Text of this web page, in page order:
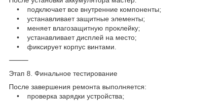
• подключает все внутренние компоненты;
• устанавливает защитные элементы;
• меняет влагозащитную проклейку;
• устанавливает дисплей на место;
• фиксирует корпус винтами.
⸻
Этап 8. Финальное тестирование
После завершения ремонта выполняется:
• проверка зарядки устройства;